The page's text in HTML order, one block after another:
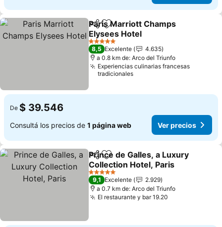
CompartirAñadir a favoritos
Paris Marriott Champs
Elysees Hotel
5 Estrellas
8,5 Excelente
4.635
a 0.8 km de: Arco del Triunfo
Experiencias culinarias francesas
tradicionales
De $ 39.546
Consultá los precios de 1 página web Ver precios
CompartirAñadir a favoritos
Prince de Galles, a Luxury
Collection Hotel, Paris
5 Estrellas
9,1 Excelente
2.929
a 0.7 km de: Arco del Triunfo
El restaurante y bar 19.20